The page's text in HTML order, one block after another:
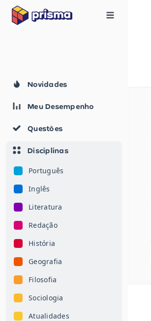
Novidades
Meu Desempenho
Questões
Disciplinas
Português
Inglês
Literatura
Redação
História
Geografia
Filosofia
Sociologia
Atualidades